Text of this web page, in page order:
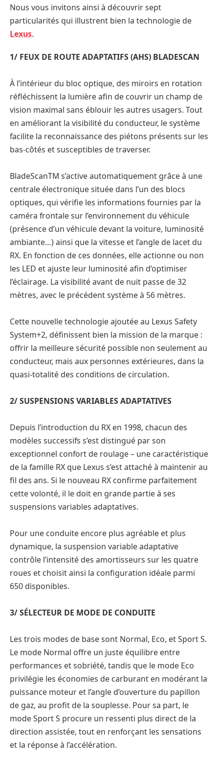
Nous vous invitons ainsi à découvrir sept
particularités qui illustrent bien la technologie de
Lexus.
1/ FEUX DE ROUTE ADAPTATIFS (AHS) BLADESCAN
À l’intérieur du bloc optique, des miroirs en rotation
réfléchissent la lumière afin de couvrir un champ de
vision maximal sans éblouir les autres usagers. Tout
en améliorant la visibilité du conducteur, le système
facilite la reconnaissance des piétons présents sur les
bas-côtés et susceptibles de traverser.
BladeScanTM s’active automatiquement grâce à une
centrale électronique située dans l’un des blocs
optiques, qui vérifie les informations fournies par la
caméra frontale sur l’environnement du véhicule
(présence d’un véhicule devant la voiture, luminosité
ambiante…) ainsi que la vitesse et l’angle de lacet du
RX. En fonction de ces données, elle actionne ou non
les LED et ajuste leur luminosité afin d’optimiser
l’éclairage. La visibilité avant de nuit passe de 32
mètres, avec le précédent système à 56 mètres.
Cette nouvelle technologie ajoutée au Lexus Safety
System+2, définissent bien la mission de la marque :
offrir la meilleure sécurité possible non seulement au
conducteur, mais aux personnes extérieures, dans la
quasi-totalité des conditions de circulation.
2/ SUSPENSIONS VARIABLES ADAPTATIVES
Depuis l’introduction du RX en 1998, chacun des
modèles successifs s’est distingué par son
exceptionnel confort de roulage – une caractéristique
de la famille RX que Lexus s’est attaché à maintenir au
fil des ans. Si le nouveau RX confirme parfaitement
cette volonté, il le doit en grande partie à ses
suspensions variables adaptatives.
Pour une conduite encore plus agréable et plus
dynamique, la suspension variable adaptative
contrôle l’intensité des amortisseurs sur les quatre
roues et choisit ainsi la configuration idéale parmi
650 disponibles.
3/ SÉLECTEUR DE MODE DE CONDUITE
Les trois modes de base sont Normal, Eco, et Sport S.
Le mode Normal offre un juste équilibre entre
performances et sobriété, tandis que le mode Eco
privilégie les économies de carburant en modérant la
puissance moteur et l’angle d’ouverture du papillon
de gaz, au profit de la souplesse. Pour sa part, le
mode Sport S procure un ressenti plus direct de la
direction assistée, tout en renforçant les sensations
et la réponse à l’accélération.